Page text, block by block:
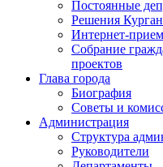
Постоянные
Решения
Интернет-
Собрание
проектов
Глава города
Биография
Советы и
Администрация
Структура
Руководители